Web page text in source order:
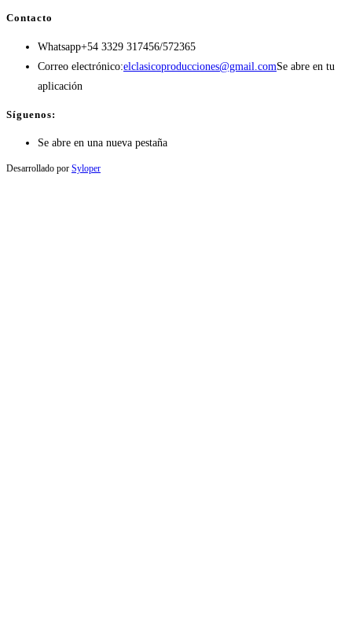
Contacto
Whatsapp+54 3329 317456/572365
Correo electrónico:elclasicoproducciones@gmail.comSe abre en tu
aplicación
Síguenos:
Se abre en una nueva pestaña
Desarrollado por Syloper